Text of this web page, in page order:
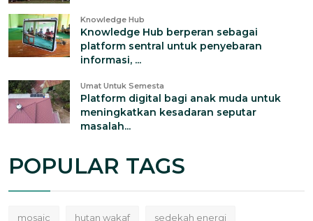
Knowledge Hub
Knowledge Hub berperan sebagai
platform sentral untuk penyebaran
informasi, ...
Umat Untuk Semesta
Platform digital bagi anak muda untuk
meningkatkan kesadaran seputar
masalah...
POPULAR TAGS
mosaic hutan wakaf sedekah energi